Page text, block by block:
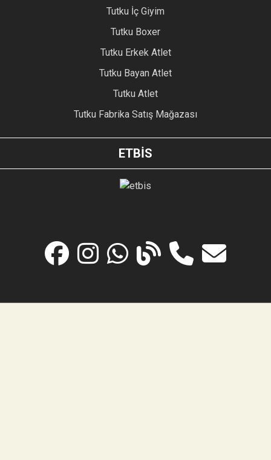
Tutku İç Giyim
Tutku Boxer
Tutku Erkek Atlet
Tutku Bayan Atlet
Tutku Atlet
Tutku Fabrika Satış Mağazası
ETBİS